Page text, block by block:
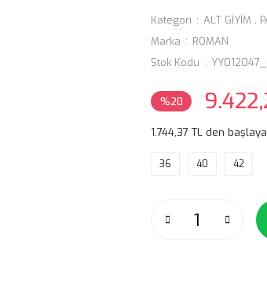
Kategori ALT GİYİM ,
Marka
ROMAN
Stok Kodu
%20
1.744,37 TL den
36 40 42